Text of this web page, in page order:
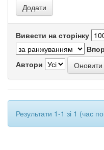
Вивести на сторінку
Автори
Результати 1-1 зі 1 (час